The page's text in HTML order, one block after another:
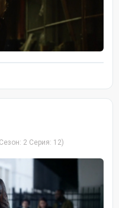
2 Серия: 12)